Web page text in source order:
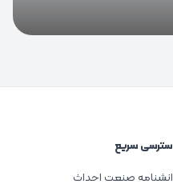
سریع
صنعت احداث